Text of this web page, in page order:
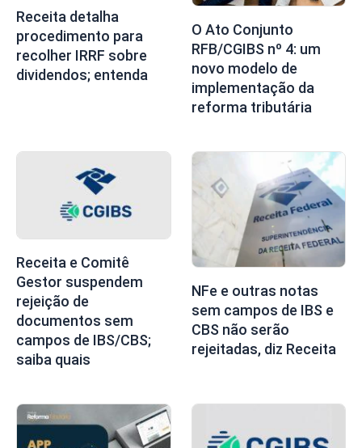
Receita detalha
procedimento para
recolher IRRF sobre
dividendos; entenda
O Ato Conjunto
RFB/CGIBS nº 4: um
novo modelo de
implementação da
reforma tributária
Receita e Comitê
Gestor suspendem
rejeição de
documentos sem
campos de IBS/CBS;
saiba quais
NFe e outras notas
sem campos de IBS e
CBS não serão
rejeitadas, diz Receita